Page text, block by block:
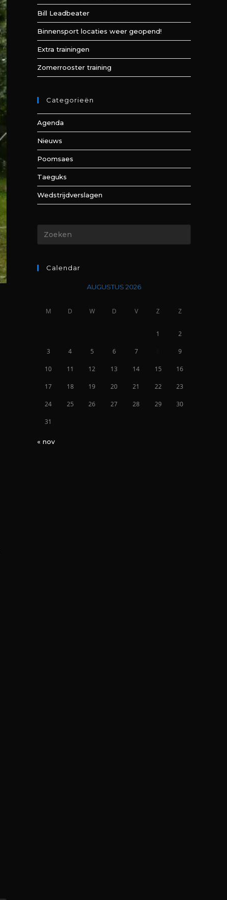
Bill Leadbeater
Binnensport locaties weer geopend!
Extra trainingen
Zomerrooster training
Categorieën
Agenda
Nieuws
Poomsaes
Taeguks
Wedstrijdverslagen
Calendar
AUGUSTUS 2026
M D W D V Z Z
1 2
3 4 5 6 7 9
10 11 12 13 14 15 16
17 18 19 20 21 22 23
24 25 26 27 28 29 30
31
« nov